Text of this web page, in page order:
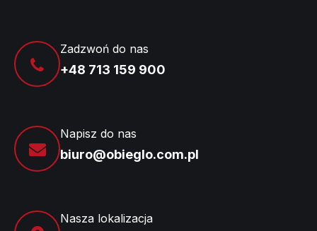
Zadzwoń do nas
+48 713 159 900
Napisz do nas
biuro@obieglo.com.pl
Nasza lokalizacja